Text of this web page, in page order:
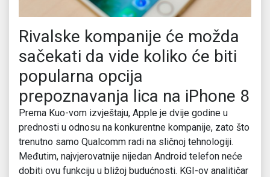
Rivalske kompanije će možda
sačekati da vide koliko će biti
popularna opcija
prepoznavanja lica na iPhone 8
Prema Kuo-vom izvještaju, Apple je dvije godine u
prednosti u odnosu na konkurentne kompanije, zato što
trenutno samo Qualcomm radi na sličnoj tehnologiji.
Međutim, najvjerovatnije nijedan Android telefon neće
dobiti ovu funkciju u bližoj budućnosti. KGI-ov analitičar